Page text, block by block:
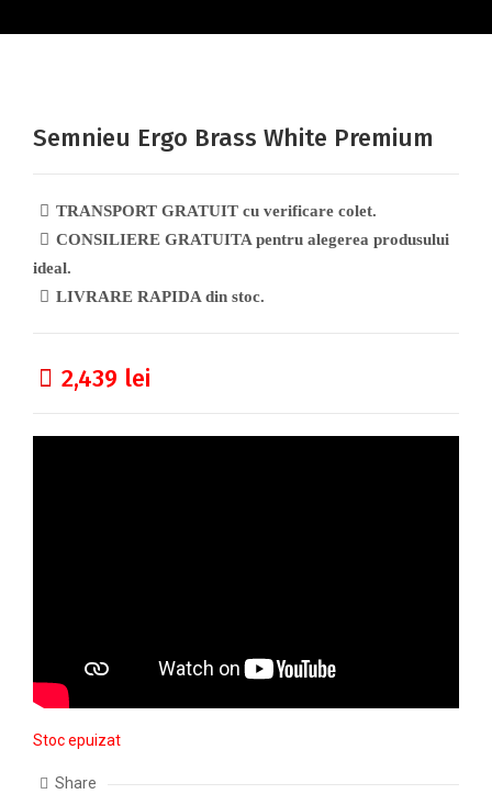
Semnieu Ergo Brass White Premium
TRANSPORT GRATUIT cu verificare colet.
CONSILIERE GRATUITA pentru alegerea produsului
ideal.
LIVRARE RAPIDA din stoc.
2,439 lei
Stoc epuizat
Share